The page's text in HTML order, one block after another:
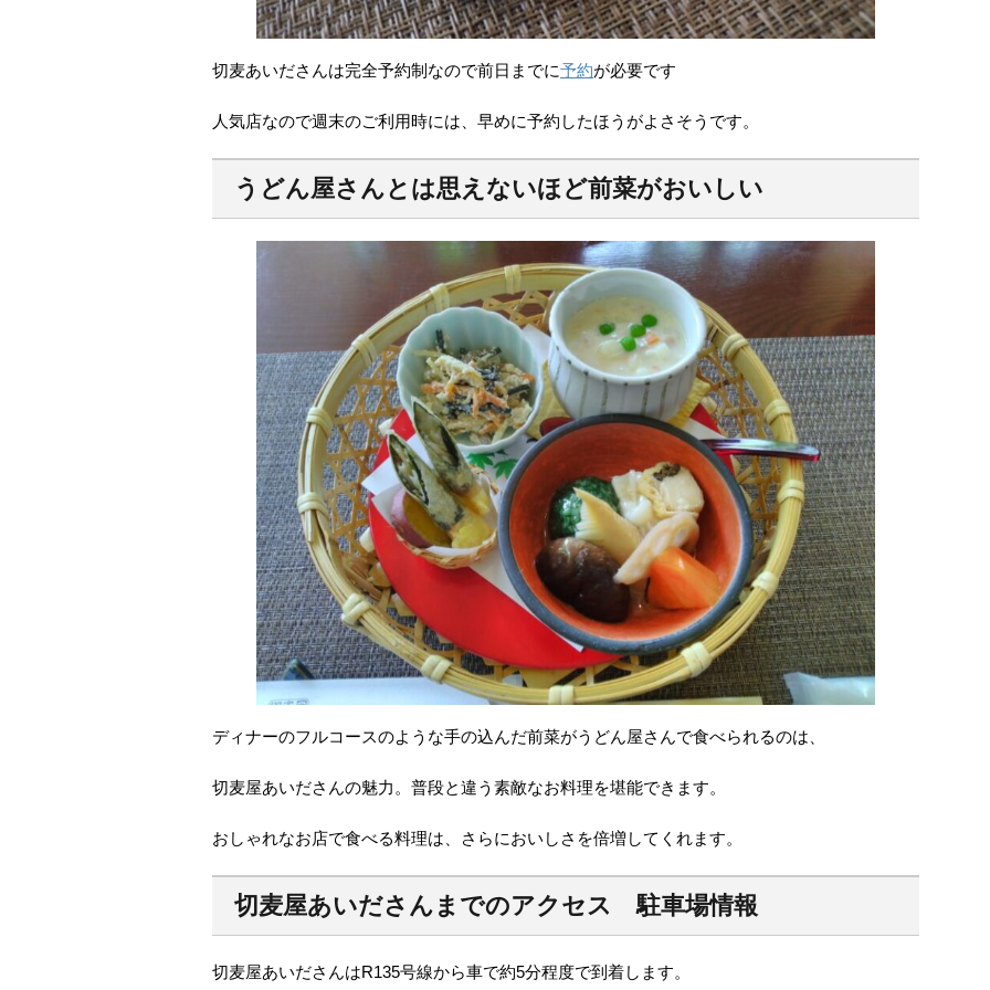
切麦あいださんは完全予約制なので前日までに予約が必要です
人気店なので週末のご利用時には、早めに予約したほうがよさそうです。
うどん屋さんとは思えないほど前菜がおいしい
ディナーのフルコースのような手の込んだ前菜がうどん屋さんで食べられるのは、
切麦屋あいださんの魅力。普段と違う素敵なお料理を堪能できます。
おしゃれなお店で食べる料理は、さらにおいしさを倍増してくれます。
切麦屋あいださんまでのアクセス 駐車場情報
切麦屋あいださんはR135号線から車で約5分程度で到着します。